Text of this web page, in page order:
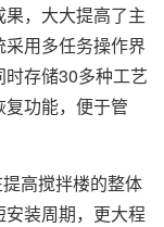
，大大提高了主
用多任务操作界
存储30多种工艺
功能，便于管
高搅拌楼的整体
装周期，更大程